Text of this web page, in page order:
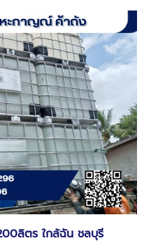
ลิตร ใกล้ฉัน ชลบุรี